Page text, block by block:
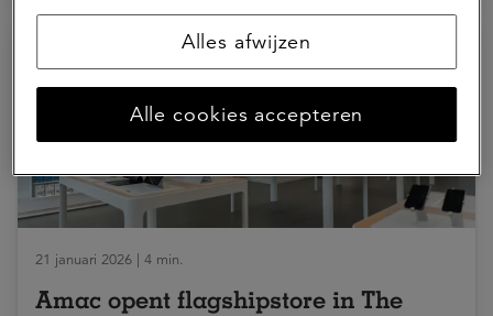
21 januari 2026 | 4 min.
Amac opent flagshipstore in The
Alles afwijzen
Alle cookies accepteren